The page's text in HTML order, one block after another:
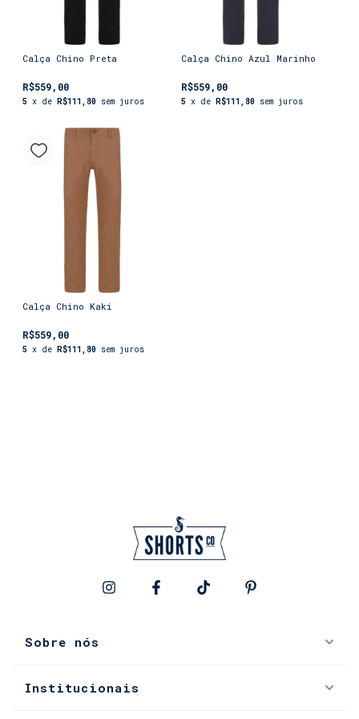
Calça Chino Preta
R$559,00
5 x de R$111,80 sem juros
Calça Chino Azul Marinho
R$559,00
5 x de R$111,80 sem juros
Calça Chino Kaki
R$559,00
5 x de R$111,80 sem juros
Sobre nós
Institucionais